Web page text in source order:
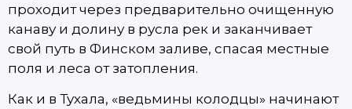
проходит через предварительно очищенную
канаву и долину в русла рек и заканчивает
свой путь в Финском заливе, спасая местные
поля и леса от затопления.
Как и в Тухала, «ведьмины колодцы» начинают